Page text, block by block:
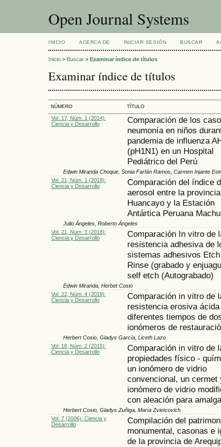
Open Journal Systems
INICIO ACERCA DE INICIAR SESIÓN BUSCAR
Inicio > Buscar > Examinar índice de títulos
Examinar índice de títulos
NÚMERO TÍTULO
Vol. 17, Núm. 1 (2014):
Ciencia y Desarrollo
Comparación de los
neumonía en niños
pandemia de influenza
(pH1N1) en un Hospital
Pediátrico del Perú
Edwin Miranda Choque, Sonia Farfán Ramos, Carmen Injante
Vol. 21, Núm. 1 (2018):
Ciencia y Desarrollo
Comparación del índice
aerosol entre la
Huancayo y la Estación
Antártica Peruana
Julio Ángeles, Roberto Ángeles
Vol. 21, Núm. 1 (2018):
Ciencia y Desarrollo
Comparación In vitro de
resistencia adhesiva de
sistemas adhesivos
Rinse (grabado y
self etch (Autograbado)
Edwin Miranda, Herbet Cosio
Vol. 22, Núm. 4 (2019):
Ciencia y Desarrollo
Comparación in vitro de
resistencia erosiva ácida
diferentes tiempos de
ionómeros de
Herbert Cosio, Gladys García, Liceth Lazo
Vol. 18, Núm. 2 (2015):
Ciencia y Desarrollo
Comparación in vitro de
propiedades físico -
un ionómero de vidrio
convencional, un cermet
ionómero de vidrio
con aleación para
Herbert Cosio, Gladys Zuñiga, María Zvietcovich
Vol. 7 (2006): Ciencia y
Desarrollo
Compilación del
monumental, casonas e
de la provincia de